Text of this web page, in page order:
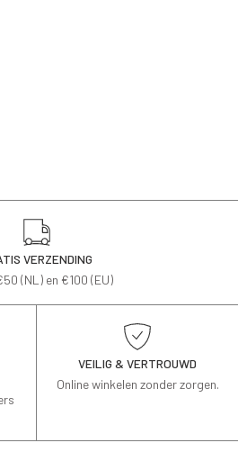
VERZENDING
(NL) en €100 (EU)
VEILIG & VERTROUWD
Online winkelen zonder zorgen.